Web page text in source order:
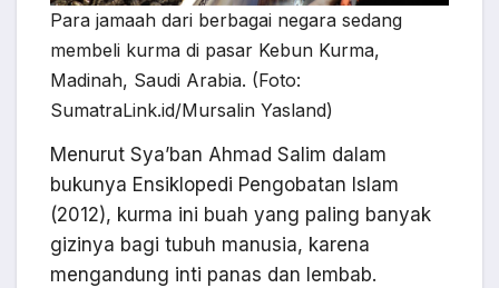
Para jamaah dari berbagai negara sedang
membeli kurma di pasar Kebun Kurma,
Madinah, Saudi Arabia. (Foto:
SumatraLink.id/Mursalin Yasland)
Menurut Sya’ban Ahmad Salim dalam
bukunya Ensiklopedi Pengobatan Islam
(2012), kurma ini buah yang paling banyak
gizinya bagi tubuh manusia, karena
mengandung inti panas dan lembab.